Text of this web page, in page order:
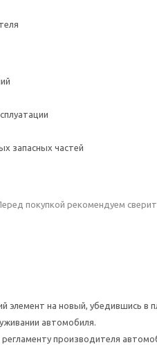
запасных частей
покупкой рекомендуем
на новый, убедившись в
автомобиля.
производителя